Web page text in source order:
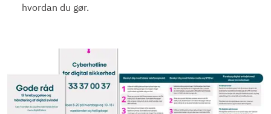
hvordan du gør.